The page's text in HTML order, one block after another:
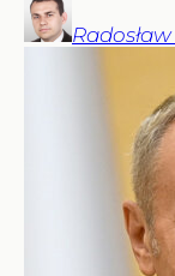
Radosław